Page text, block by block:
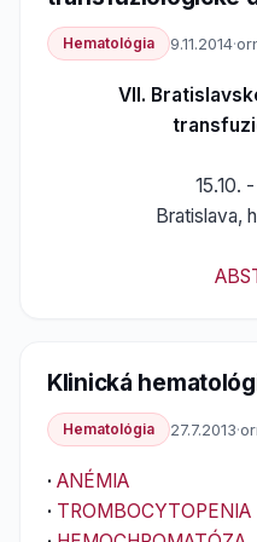
Hematológia 9.11.2014·
VII.
15.10.
Bratislava,
Klinická
Hematológia 27.7.2013·
· ANÉMIA
· TROMBOCYTOPENIA